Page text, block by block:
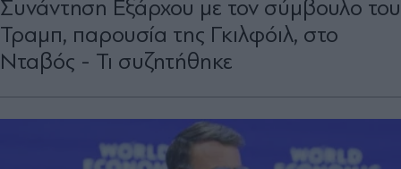
Συνάντηση Εξάρχου με τον σύμβουλο του
Τραμπ, παρουσία της Γκιλφόιλ, στο
Νταβός - Τι συζητήθηκε